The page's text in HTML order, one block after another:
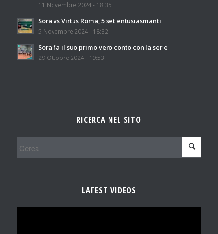
11 Novembre 2024 - 18:36
Sora vs Virtus Roma, 5 set entusiasmanti
5 Novembre 2024 - 18:32
Sora fa il suo primo vero conto con la serie
29 Ottobre 2024 - 19:53
RICERCA NEL SITO
LATEST VIDEOS